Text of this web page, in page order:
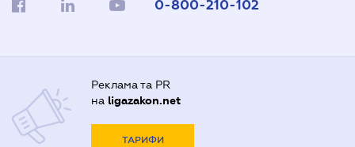
0-800-210-102
Реклама та PR
на ligazakon.net
ТАРИФИ